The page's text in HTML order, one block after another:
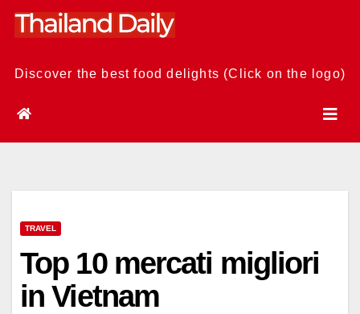
Skip
Discover the best food delights (Click on the logo)
TRAVEL
Top 10 mercati migliori
in Vietnam